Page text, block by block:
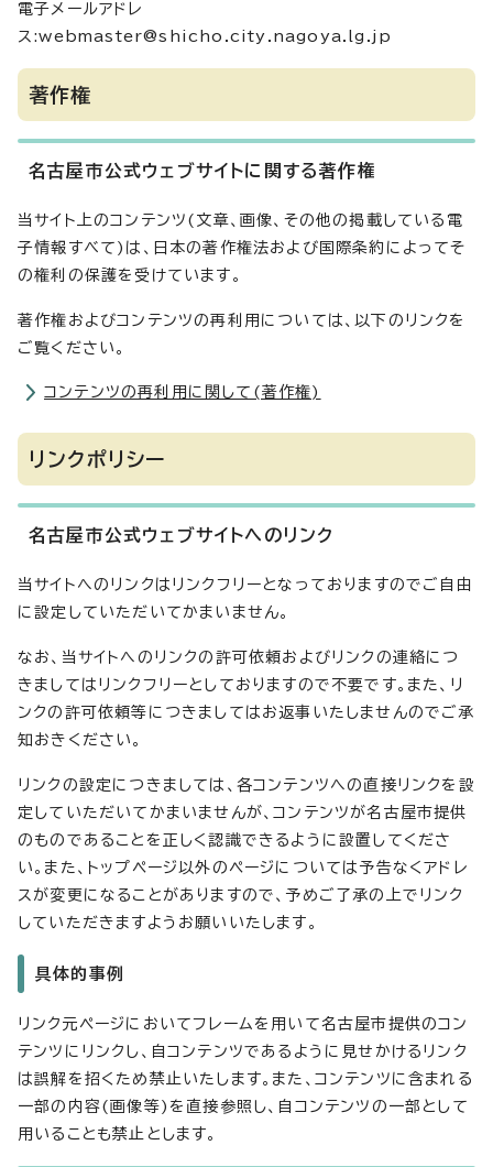
電子メールアドレ
ス:webmaster@shicho.city.nagoya.lg.jp
著作権
名古屋市公式ウェブサイトに関する著作権
当サイト上のコンテンツ(文章、画像、その他の掲載している電
子情報すべて)は、日本の著作権法および国際条約によってそ
の権利の保護を受けています。
著作権およびコンテンツの再利用については、以下のリンクを
ご覧ください。
コンテンツの再利用に関して(著作権)
リンクポリシー
名古屋市公式ウェブサイトへのリンク
当サイトへのリンクはリンクフリーとなっておりますのでご自由
に設定していただいてかまいません。
なお、当サイトへのリンクの許可依頼およびリンクの連絡につ
きましてはリンクフリーとしておりますので不要です。また、リ
ンクの許可依頼等につきましてはお返事いたしませんのでご承
知おきください。
リンクの設定につきましては、各コンテンツへの直接リンクを設
定していただいてかまいませんが、コンテンツが名古屋市提供
のものであることを正しく認識できるように設置してくださ
い。また、トップページ以外のページについては予告なくアドレ
スが変更になることがありますので、予めご了承の上でリンク
していただきますようお願いいたします。
具体的事例
リンク元ページにおいてフレームを用いて名古屋市提供のコン
テンツにリンクし、自コンテンツであるように見せかけるリンク
は誤解を招くため禁止いたします。また、コンテンツに含まれる
一部の内容(画像等)を直接参照し、自コンテンツの一部として
用いることも禁止とします。